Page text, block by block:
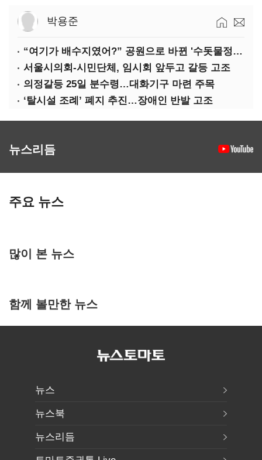
박용준
“여기가 배수지였어?” 공원으로 바뀐 '수돗물정거장'
서울시의회-시민단체, 임시회 앞두고 갈등 고조
의정갈등 25일 분수령…대화기구 마련 주목
‘탈시설 조례’ 폐지 추진…장애인 반발 고조
뉴스리듬
주요 뉴스
많이 본 뉴스
함께 볼만한 뉴스
뉴스
뉴스북
뉴스리듬